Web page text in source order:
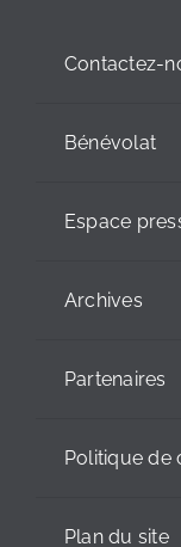
Contactez-
Bénévolat
Espace
Archives
Partenaires
Politique de
Plan du site